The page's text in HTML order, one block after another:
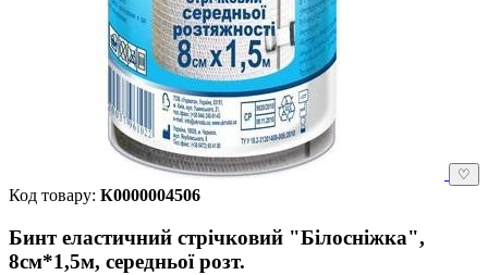
♡
Код товару: К0000004506
Бинт еластичний стрічковий "Білосніжка",
8см*1,5м, середньої розт.